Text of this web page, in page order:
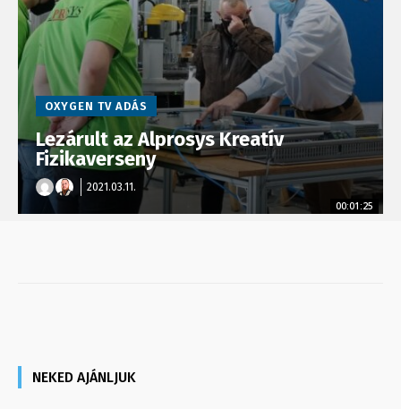
OXYGEN TV ADÁS
Lezárult az Alprosys Kreatív
Fizikaverseny
00:01:25
2021.03.11.
NEKED AJÁNLJUK